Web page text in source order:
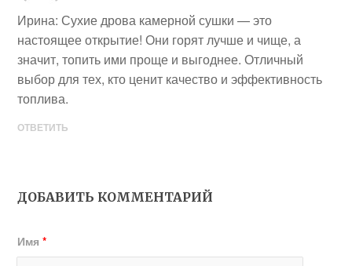
Ирина: Сухие дрова камерной сушки — это
настоящее открытие! Они горят лучше и чище, а
значит, топить ими проще и выгоднее. Отличный
выбор для тех, кто ценит качество и эффективность
топлива.
ОТВЕТИТЬ
ДОБАВИТЬ КОММЕНТАРИЙ
Имя*